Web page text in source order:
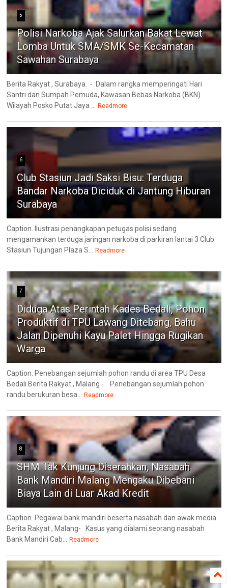
5
Polisi Narkoba Ajak Salurkan Bakat Lewat
Lomba Untuk SMA/SMK Se-Kecamatan
Sawahan Surabaya
Berita Rakyat , Surabaya. - Dalam rangka memperingati Hari
Santri dan Sumpah Pemuda, Kawasan Bebas Narkoba (BKN)
Wilayah Posko Putat Jaya ...
Readmore
6
Club Stasiun Jadi Saksi Bisu: Terduga
Bandar Narkoba Diciduk di Jantung Hiburan
Surabaya
Caption. Ilustrasi penangkapan petugas polisi sedang
mengamankan terduga jaringan narkoba di parkiran lantai 3 Club
Stasiun Tujungan Plaza S...
Readmore
7
Diduga Atas Perintah Kades Bedali, Pohon
Produktif di TPU Lawang Ditebang, Bahu
Jalan Dipenuhi Kayu Palet Hingga Rugikan
Warga
Caption. Penebangan sejumlah pohon randu di area TPU Desa
Bedali Berita Rakyat , Malang - Penebangan sejumlah pohon
randu berukuran besa...
Readmore
8
SHM Tak Kunjung Diserahkan, Nasabah
Bank Mandiri Malang Mengaku Dibebani
Biaya Lain di Luar Akad Kredit
Caption. Pegawai bank mandiri beserta nasabah dan awak media
Berita Rakyat , Malang- ‎Kasus yang dialami seorang nasabah
Bank Mandiri Cab...
Readmore